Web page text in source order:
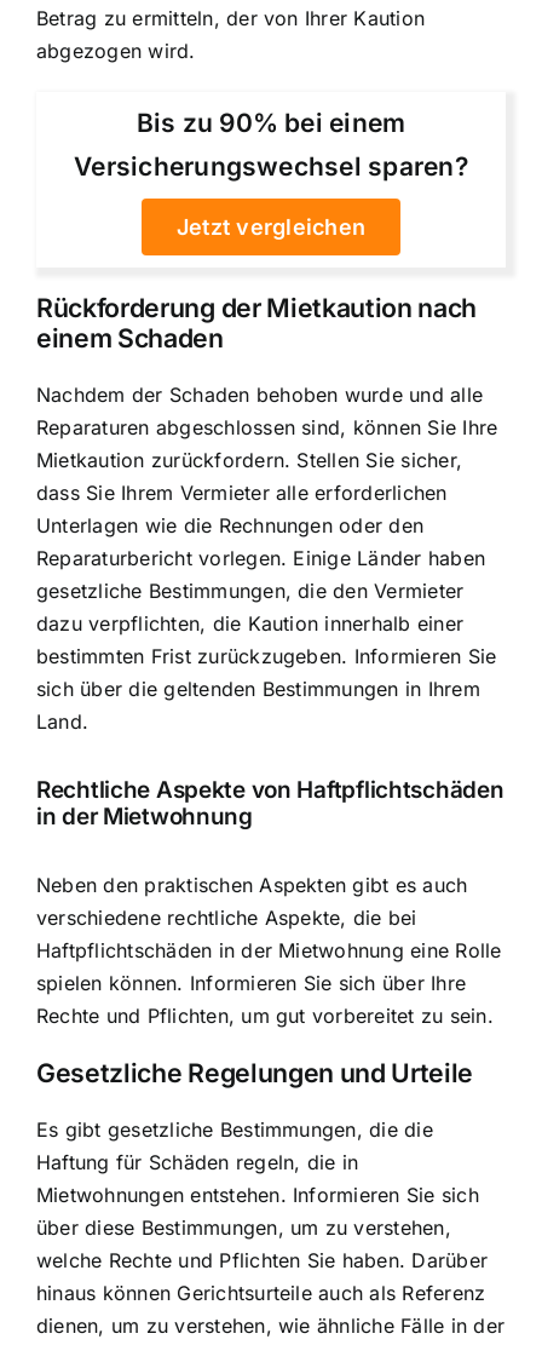
Betrag zu ermitteln, der von Ihrer Kaution
abgezogen wird.
Bis zu 90% bei einem
Versicherungswechsel sparen?
Jetzt vergleichen
Rückforderung der Mietkaution nach
einem Schaden
Nachdem der Schaden behoben wurde und alle
Reparaturen abgeschlossen sind, können Sie Ihre
Mietkaution zurückfordern. Stellen Sie sicher,
dass Sie Ihrem Vermieter alle erforderlichen
Unterlagen wie die Rechnungen oder den
Reparaturbericht vorlegen. Einige Länder haben
gesetzliche Bestimmungen, die den Vermieter
dazu verpflichten, die Kaution innerhalb einer
bestimmten Frist zurückzugeben. Informieren Sie
sich über die geltenden Bestimmungen in Ihrem
Land.
Rechtliche Aspekte von Haftpflichtschäden
in der Mietwohnung
Neben den praktischen Aspekten gibt es auch
verschiedene rechtliche Aspekte, die bei
Haftpflichtschäden in der Mietwohnung eine Rolle
spielen können. Informieren Sie sich über Ihre
Rechte und Pflichten, um gut vorbereitet zu sein.
Gesetzliche Regelungen und Urteile
Es gibt gesetzliche Bestimmungen, die die
Haftung für Schäden regeln, die in
Mietwohnungen entstehen. Informieren Sie sich
über diese Bestimmungen, um zu verstehen,
welche Rechte und Pflichten Sie haben. Darüber
hinaus können Gerichtsurteile auch als Referenz
dienen, um zu verstehen, wie ähnliche Fälle in der